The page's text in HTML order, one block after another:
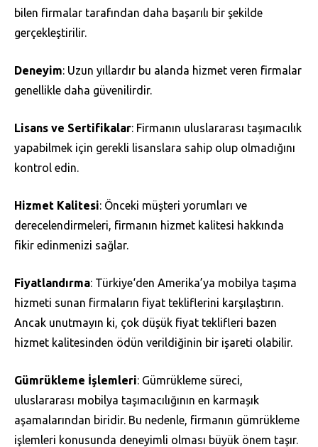
bilen firmalar tarafından daha başarılı bir şekilde
gerçekleştirilir.
Deneyim: Uzun yıllardır bu alanda hizmet veren firmalar
genellikle daha güvenilirdir.
Lisans ve Sertifikalar: Firmanın uluslararası taşımacılık
yapabilmek için gerekli lisanslara sahip olup olmadığını
kontrol edin.
Hizmet Kalitesi: Önceki müşteri yorumları ve
derecelendirmeleri, firmanın hizmet kalitesi hakkında
fikir edinmenizi sağlar.
Fiyatlandırma: Türkiye‘den Amerika’ya mobilya taşıma
hizmeti sunan firmaların fiyat tekliflerini karşılaştırın.
Ancak unutmayın ki, çok düşük fiyat teklifleri bazen
hizmet kalitesinden ödün verildiğinin bir işareti olabilir.
Gümrükleme İşlemleri: Gümrükleme süreci,
uluslararası mobilya taşımacılığının en karmaşık
aşamalarından biridir. Bu nedenle, firmanın gümrükleme
işlemleri konusunda deneyimli olması büyük önem taşır.